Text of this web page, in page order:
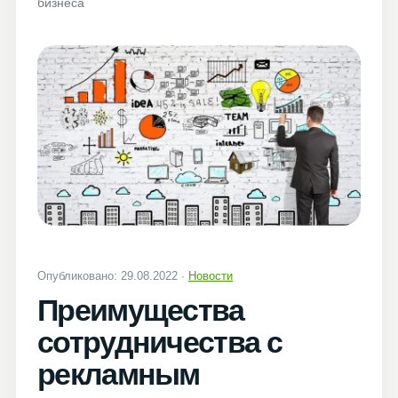
Опубликовано: 29.08.2022 · Новости
Преимущества
сотрудничества с
рекламным